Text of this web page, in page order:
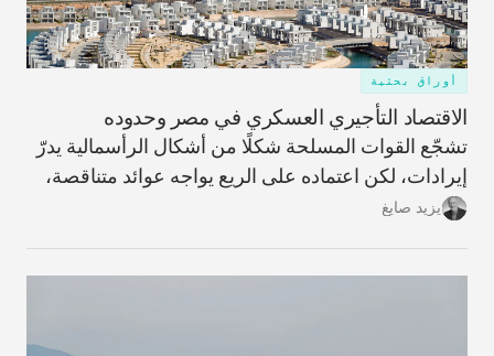
أوراق بحثية
الاقتصاد التأجيري العسكري في مصر وحدوده
تشجّع القوات المسلحة شكلًا من أشكال الرأسمالية يدرّ
إيرادات، لكن اعتماده على الريع يواجه عوائد متناقصة،
ما يحمّل البلاد تكاليف ضخمة غير قابلة للاسترداد وعوائد
يزيد صايغ